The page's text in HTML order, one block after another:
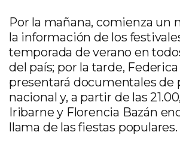
Por la mañana, comienza un
la información de los
temporada de verano en
del país; por la tarde, Federica
presentará documentales de
nacional y, a partir de las
Iribarne y Florencia Bazán
llama de las fiestas populares.